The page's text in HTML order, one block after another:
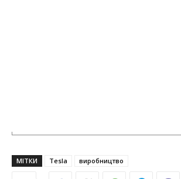
МІТКИ Tesla виробництво